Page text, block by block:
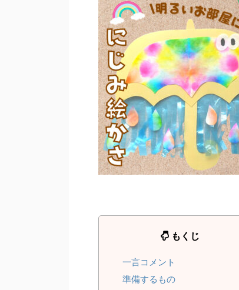
もくじ
一言コメント
準備するもの